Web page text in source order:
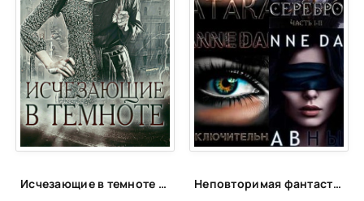
Исчезающие в темноте - Наталья Тимошенко Неповторимая фантастика Anne Dar в аудио